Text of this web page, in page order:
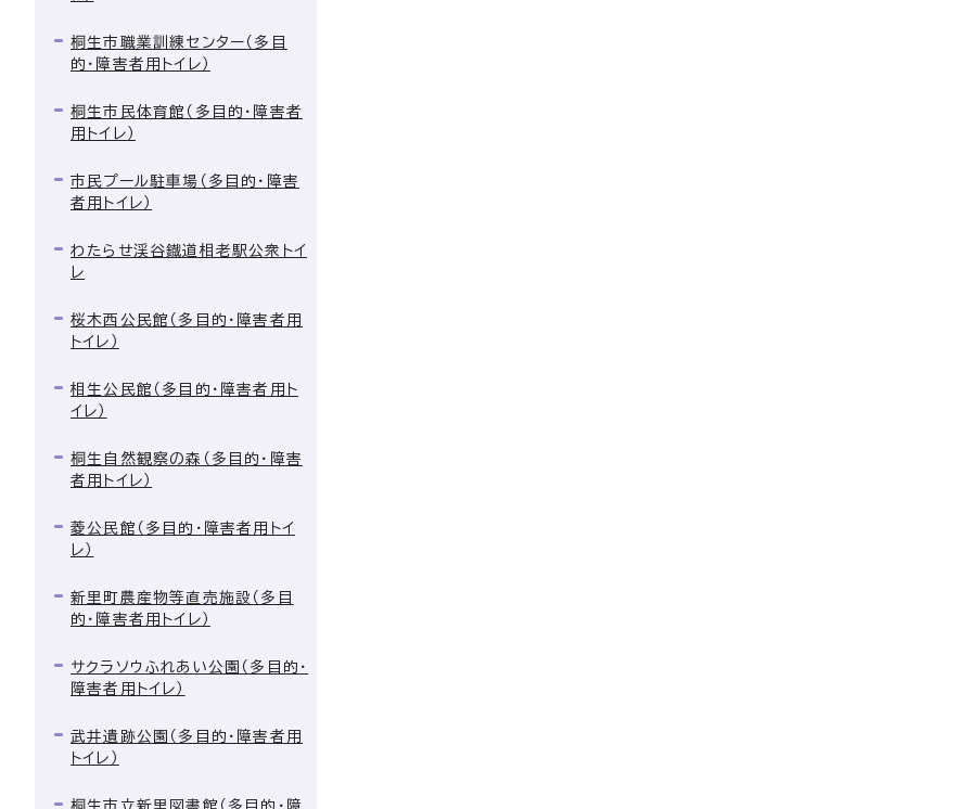
桐生市職業訓練センター（多目
的・障害者用トイレ）
桐生市民体育館（多目的・障害者
用トイレ）
市民プール駐車場（多目的・障害
者用トイレ）
わたらせ渓谷鐡道相老駅公衆トイ
レ
桜木西公民館（多目的・障害者用
トイレ）
相生公民館（多目的・障害者用ト
イレ）
桐生自然観察の森（多目的・障害
者用トイレ）
菱公民館（多目的・障害者用トイ
レ）
新里町農産物等直売施設（多目
的・障害者用トイレ）
サクラソウふれあい公園（多目的・
障害者用トイレ）
武井遺跡公園（多目的・障害者用
トイレ）
桐生市立新里図書館（多目的・障